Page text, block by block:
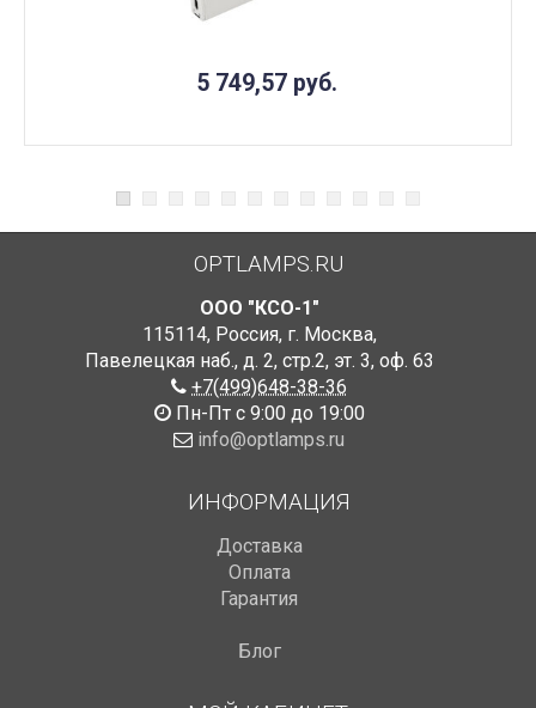
5 749,57 руб.
OPTLAMPS.RU
ООО "КСО-1"
115114, Россия, г. Москва,
Павелецкая наб., д. 2, стр.2, эт. 3, оф. 63
+7(499)648-38-36
Пн-Пт с 9:00 до 19:00
info@optlamps.ru
ИНФОРМАЦИЯ
Доставка
Оплата
Гарантия
Блог